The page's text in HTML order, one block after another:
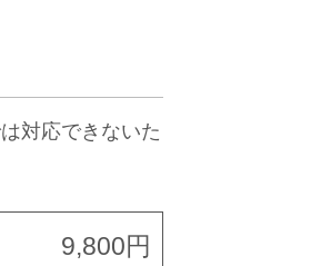
対応できないた
9,800円